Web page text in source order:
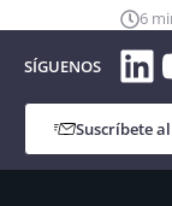
6
SÍGUENOS
Suscríbete